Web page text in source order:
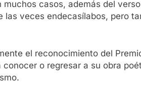
casos, además del
veces endecasílabos, pero
el reconocimiento del
o regresar a su obra